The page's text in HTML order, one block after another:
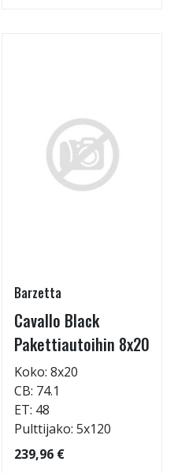
Barzetta
Cavallo Black
Pakettiautoihin 8x20
Koko: 8x20
CB: 74.1
ET: 48
Pulttijako: 5x120
239,96 €